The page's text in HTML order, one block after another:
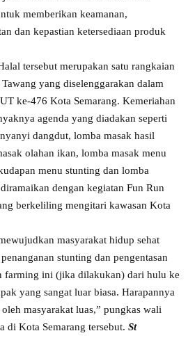
memberikan keamanan,
dan kepastian ketersediaan produk
tersebut merupakan satu rangkaian
yang diselenggarakan dalam
ke-476 Kota Semarang. Kemeriahan
agenda yang diadakan seperti
dangdut, lomba masak hasil
olahan ikan, lomba masak menu
menu stunting dan lomba
dengan kegiatan Fun Run
berkeliling mengitari kawasan Kota
masyarakat hidup sehat
stunting dan pengentasan
farming ini (jika dilakukan) dari hulu ke
yang sangat luar biasa. Harapannya
masyarakat luas,” pungkas wali
di Kota Semarang tersebut. St